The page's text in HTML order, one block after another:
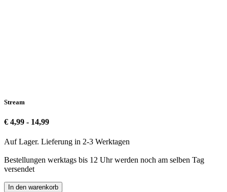
Stream
€ 4,99 - 14,99
Auf Lager. Lieferung in 2-3 Werktagen
Bestellungen werktags bis 12 Uhr werden noch am selben Tag
versendet
In den warenkorb